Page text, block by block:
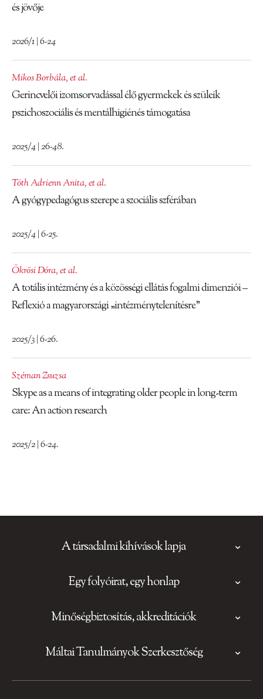
és jövője
2026/1 | 6-24
Mikos Borbála,et al.
Gerincvelői izomsorvadással élő gyermekek és szüleik
pszichoszociális és mentálhigiénés támogatása
2025/4 | 26-48.
Tóth Adrienn Anita,et al.
A gyógypedagógus szerepe a szociális szférában
2025/4 | 6-25.
Ökrösi Dóra,et al.
A totális intézmény és a közösségi ellátás fogalmi dimenziói –
Reflexió a magyarországi „intézménytelenítésre”
2025/3 | 6-26.
Széman Zsuzsa
Skype as a means of integrating older people in long-term
care: An action research
2025/2 | 6-24.
A társadalmi kihívások lapja
Egy folyóirat, egy honlap
Minőségbiztosítás, akkreditációk
Máltai Tanulmányok Szerkesztőség